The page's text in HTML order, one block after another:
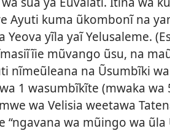
Ayuti kuma ũkombonĩ na
yĩla yaĩ Yelusaleme.
mũvango ũsu, na
nĩmeũleana na Ũsumbĩki wa
1 wasumbĩkĩte (mwaka wa
wa Velisia weetawa
wa mũingo wa ũla